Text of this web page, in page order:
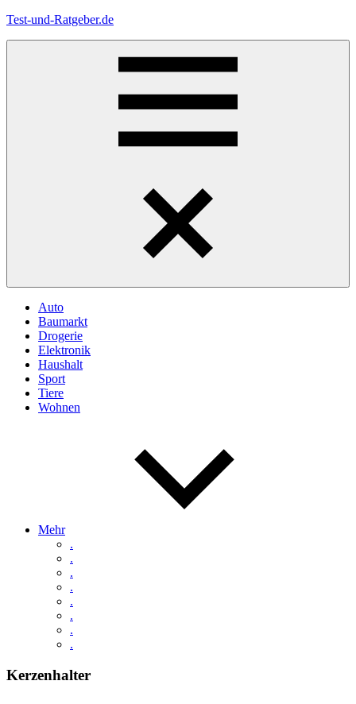
Zum
Test-und-Ratgeber.de
Auto
Baumarkt
Drogerie
Elektronik
Haushalt
Sport
Tiere
Wohnen
Mehr
.
.
.
.
.
.
.
.
Kerzenhalter